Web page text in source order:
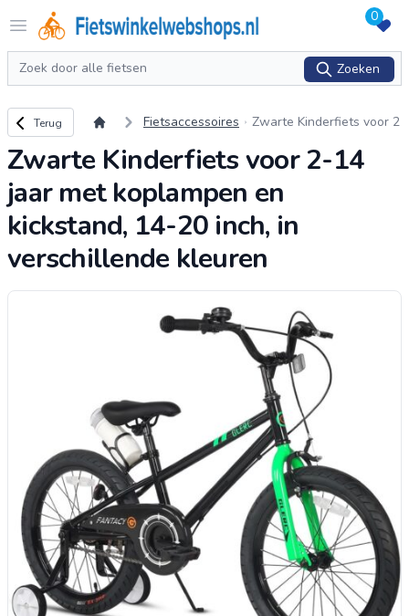
Open menu
Logo Fietswinkelwebshops.nl 0
Zoeken
Zoeken
Terug naar overzicht
Terug Fietsaccessoires
Zwarte Kinderfiets voor 2
en kickstand, 14-20 inch,
Zwarte Kinderfiets voor 2-14
jaar met koplampen en
kickstand, 14-20 inch, in
verschillende kleuren